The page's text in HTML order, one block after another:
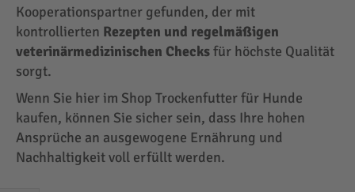
Kooperationspartner gefunden, der mit
kontrollierten Rezepten und regelmäßigen
veterinärmedizinischen Checksfür höchste Qualität
sorgt.
Wenn Sie hier im Shop Trockenfutter für Hunde
kaufen, können Sie sicher sein, dass Ihre hohen
Ansprüche an ausgewogene Ernährung und
Nachhaltigkeit voll erfüllt werden.